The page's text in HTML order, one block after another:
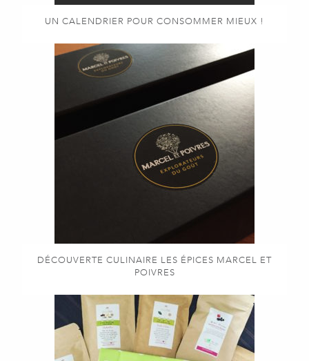
UN CALENDRIER POUR CONSOMMER MIEUX !
DÉCOUVERTE CULINAIRE LES ÉPICES MARCEL ET
POIVRES